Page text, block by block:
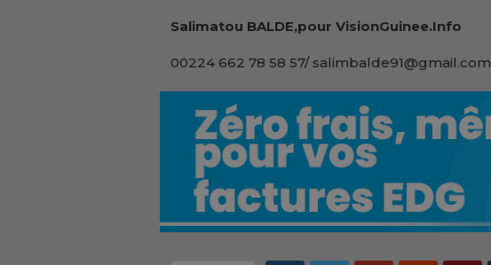
Salimatou BALDE,pour VisionGuinee.Info
00224 662 78 58 57/ salimbalde91@gmail.com